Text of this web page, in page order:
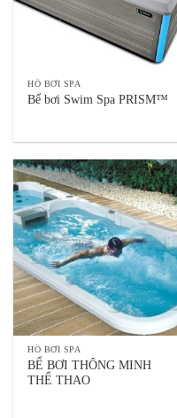
HỒ BƠI SPA
Bể bơi Swim Spa PRISM™
HỒ BƠI SPA
BỂ BƠI THÔNG MINH
THỂ THAO